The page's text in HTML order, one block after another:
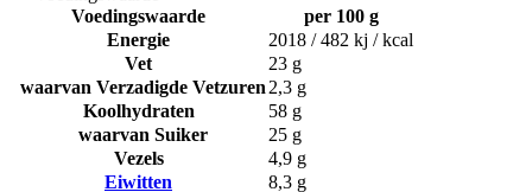
Voedingswaarde
per 100 g
Energie
2018 / 482 kj / kcal
Vet
23 g
waarvan Verzadigde Vetzuren 2,3 g
Koolhydraten
58 g
waarvan Suiker
25 g
Vezels
4,9 g
Eiwitten
8,3 g